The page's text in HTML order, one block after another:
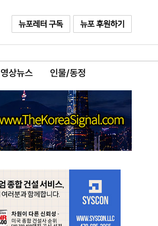
영상뉴스 인물/동정